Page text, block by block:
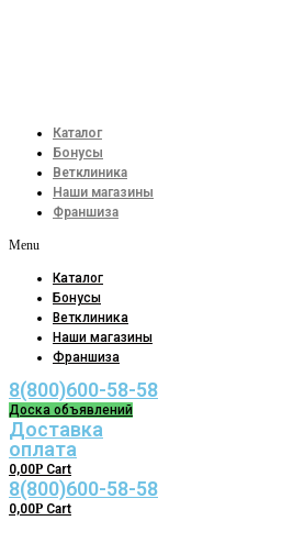
Каталог
Бонусы
Ветклиника
Наши магазины
Франшиза
Menu
Каталог
Бонусы
Ветклиника
Наши магазины
Франшиза
8(800)600-58-58
Доска объявлений
Доставка
оплата
0,00Р Cart
8(800)600-58-58
0,00Р Cart